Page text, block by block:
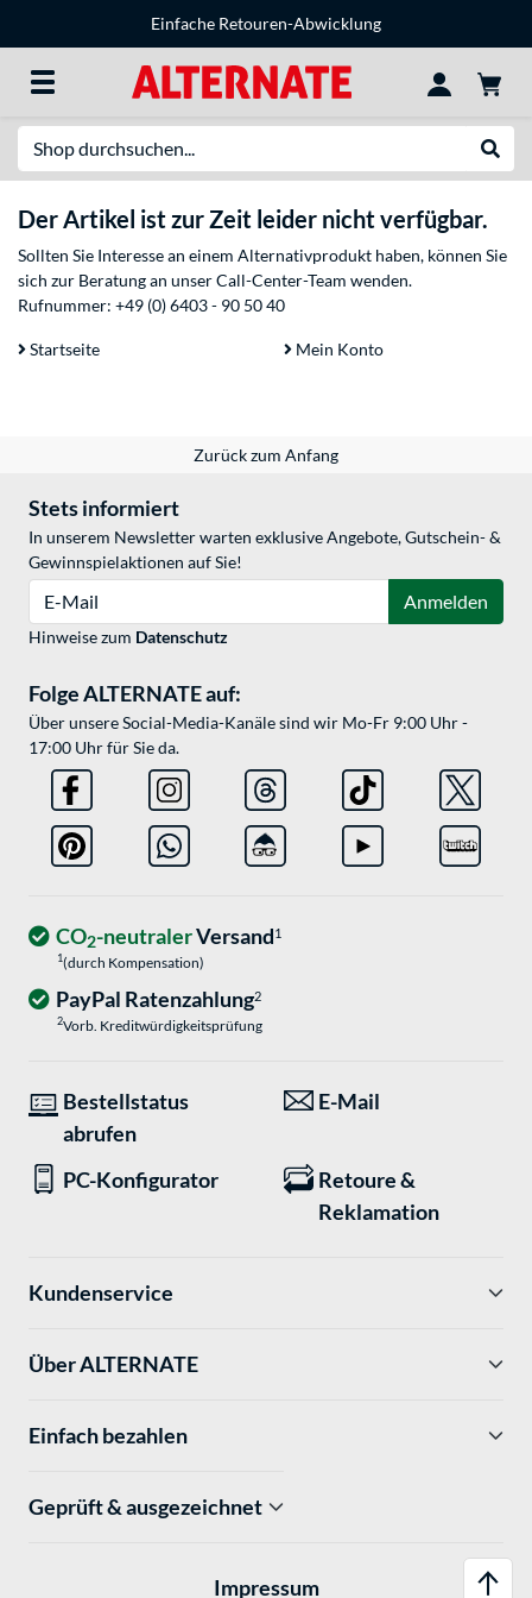
Einfache Retouren-Abwicklung
Der Artikel ist zur Zeit leider nicht verfügbar.
Sollten Sie Interesse an einem Alternativprodukt haben, können Sie
sich zur Beratung an unser Call-Center-Team wenden.
Rufnummer: +49 (0) 6403 - 90 50 40
Startseite Mein Konto
Zurück zum Anfang
Stets informiert
In unserem Newsletter warten exklusive Angebote, Gutschein- &
Gewinnspielaktionen auf Sie!
Anmelden
Hinweise zum Datenschutz
Folge ALTERNATE auf:
Über unsere Social-Media-Kanäle sind wir Mo-Fr 9:00 Uhr -
17:00 Uhr für Sie da.
CO2-neutralerVersand1
1(durch Kompensation)
PayPal Ratenzahlung2
2Vorb. Kreditwürdigkeitsprüfung
Bestellstatus
abrufen
E-Mail
PC-Konfigurator
Retoure &
Reklamation
Kundenservice
Über ALTERNATE
Einfach bezahlen
Geprüft & ausgezeichnet
Impressum